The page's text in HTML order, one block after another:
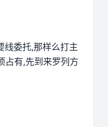
线委托,那样么打主
占有,先到来罗列方